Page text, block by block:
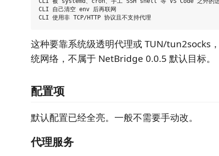
CLI 自己清空 env 后再联网
这种要靠系统级透明代理或 TUN/tun2socks
统网络，不属于 NetBridge 0.0.5 默认目标。
配置项
默认配置已经全亮。一般不需要手动改。
代理服务